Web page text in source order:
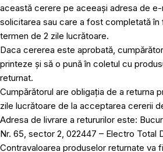
această cerere pe aceeași adresa de
solicitarea sau care a fost completată în
termen de 2 zile lucrătoare.
Daca cererea este aprobată,
printeze și să o pună în coletul cu
returnat.
Cumpărătorul are obligația de a returna
zile lucrătoare de la acceptarea cererii
Adresa de livrare a retururilor este:
Nr. 65, sector 2, 022447 – Electro Total
Contravaloarea produselor returnate va